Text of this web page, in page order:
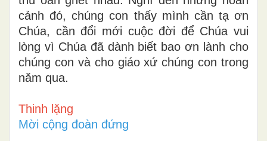
cảnh đó, chúng con thấy mình cần tạ ơn
Chúa, cần đổi mới cuộc đời để Chúa vui
lòng vì Chúa đã dành biết bao ơn lành cho
chúng con và cho giáo xứ chúng con trong
năm qua.
Thinh lặng
Mời cộng đoàn đứng